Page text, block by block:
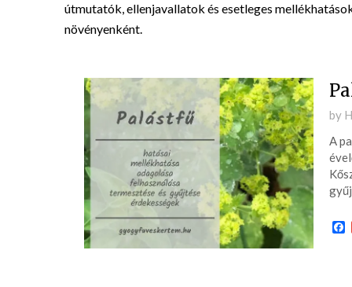
útmutatók, ellenjavallatok és esetleges
növényenként.
on
04-
22
by
A